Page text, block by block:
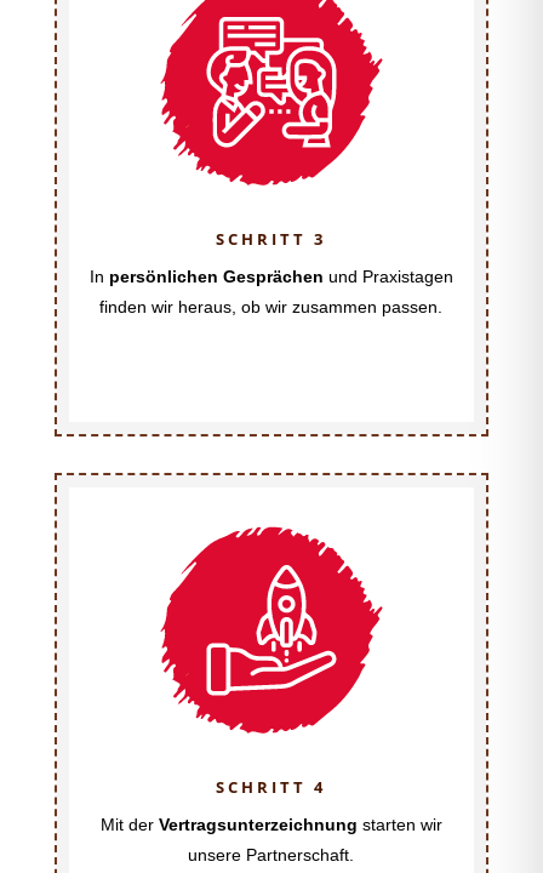
SCHRITT 3
In persönlichen Gesprächen und Praxistagen
finden wir heraus, ob wir zusammen passen.
SCHRITT 4
Mit der Vertragsunterzeichnung starten wir
unsere Partnerschaft.